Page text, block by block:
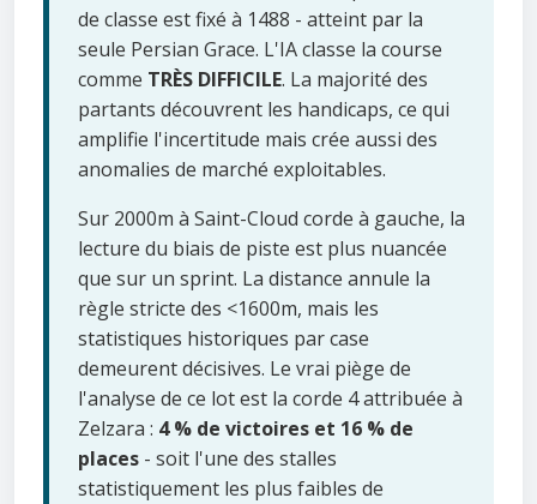
de classe est fixé à 1488 - atteint par la
seule Persian Grace. L'IA classe la course
comme TRÈS DIFFICILE. La majorité des
partants découvrent les handicaps, ce qui
amplifie l'incertitude mais crée aussi des
anomalies de marché exploitables.
Sur 2000m à Saint-Cloud corde à gauche, la
lecture du biais de piste est plus nuancée
que sur un sprint. La distance annule la
règle stricte des <1600m, mais les
statistiques historiques par case
demeurent décisives. Le vrai piège de
l'analyse de ce lot est la corde 4 attribuée à
Zelzara : 4 % de victoires et 16 % de
places - soit l'une des stalles
statistiquement les plus faibles de